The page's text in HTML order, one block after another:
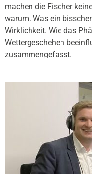
machen die Fischer
warum. Was ein
Wirklichkeit. Wie das
Wettergeschehen
zusammengefasst.